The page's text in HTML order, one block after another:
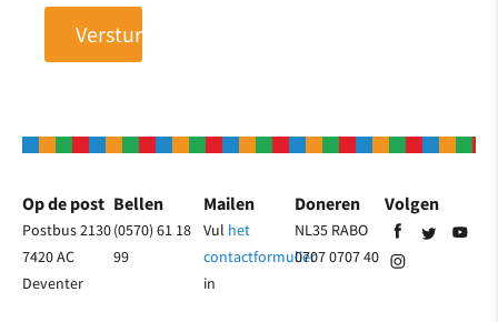
Op de post
Postbus 2130
7420 AC
Deventer
Bellen
(0570) 61 18
99
Mailen
Vul het
contactformulier
in
Doneren
NL35 RABO
0707 0707 40
Volgen